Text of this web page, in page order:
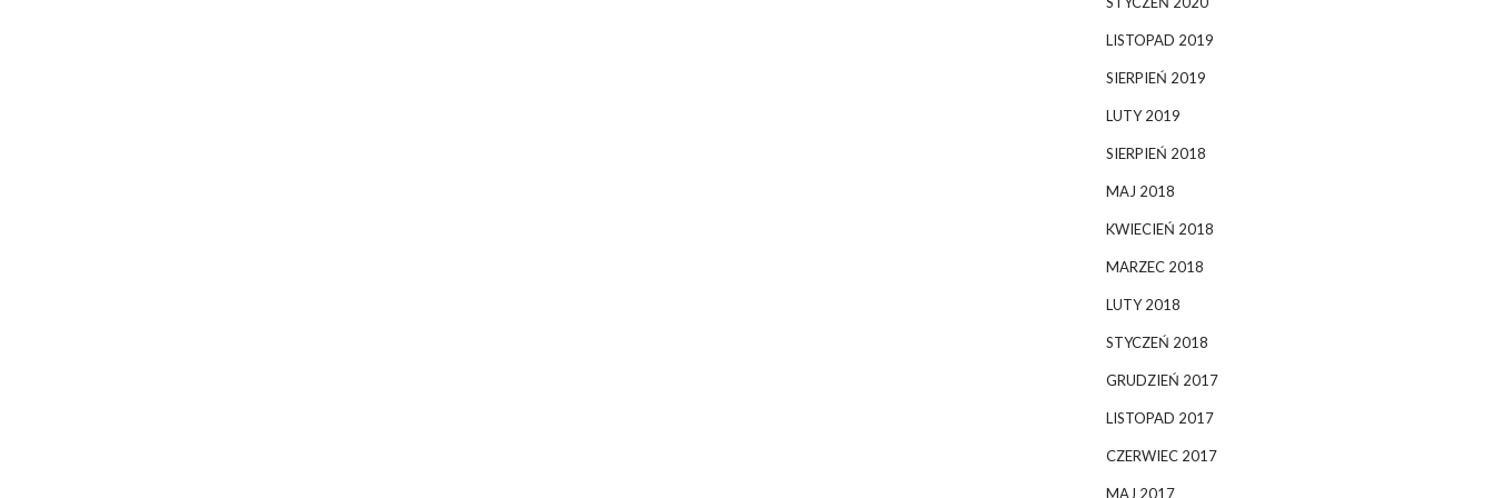
LISTOPAD 2019
SIERPIEŃ 2019
LUTY 2019
SIERPIEŃ 2018
MAJ 2018
KWIECIEŃ 2018
MARZEC 2018
LUTY 2018
STYCZEŃ 2018
GRUDZIEŃ 2017
LISTOPAD 2017
CZERWIEC 2017
MAJ 2017